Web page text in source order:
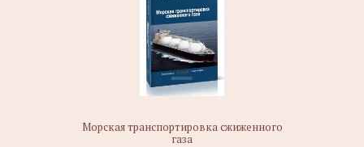
Морская транспортировка сжиженного
газа